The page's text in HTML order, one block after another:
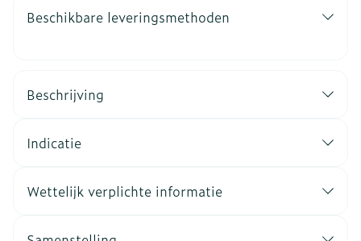
Beschikbare leveringsmethoden
Beschrijving
Indicatie
Wettelijk verplichte informatie